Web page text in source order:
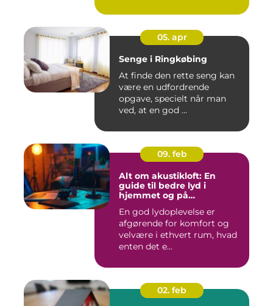
05. apr
Senge i Ringkøbing
At finde den rette seng kan
være en udfordrende
opgave, specielt når man
ved, at en god ...
09. feb
Alt om akustikloft: En
guide til bedre lyd i
hjemmet og på
En god lydoplevelse er
afgørende for komfort og
velvære i ethvert rum, hvad
enten det e...
02. feb